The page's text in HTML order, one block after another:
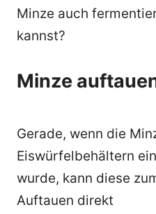
Minze auch
kannst?
Minze
Gerade, wenn die
Eiswürfelbehältern
wurde, kann diese
Auftauen direkt